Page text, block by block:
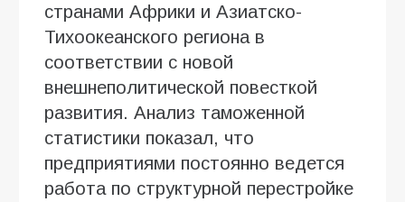
странами Африки и Азиатско-
Тихоокеанского региона в
соответствии с новой
внешнеполитической повесткой
развития. Анализ таможенной
статистики показал, что
предприятиями постоянно ведется
работа по структурной перестройке